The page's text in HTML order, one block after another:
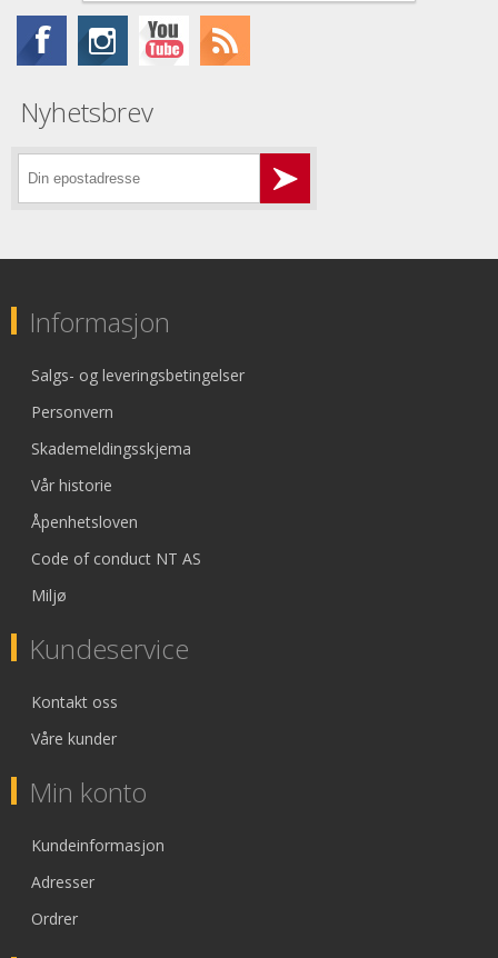
Nyhetsbrev
Informasjon
Salgs- og leveringsbetingelser
Personvern
Skademeldingsskjema
Vår historie
Åpenhetsloven
Code of conduct NT AS
Miljø
Kundeservice
Kontakt oss
Våre kunder
Min konto
Kundeinformasjon
Adresser
Ordrer